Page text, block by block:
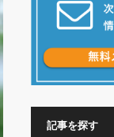
記事を探す